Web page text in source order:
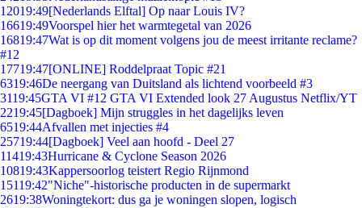
12019:49[Nederlands Elftal] Op naar Louis IV?
16619:49Voorspel hier het warmtegetal van 2026
16819:47Wat is op dit moment volgens jou de meest irritante reclame?
#12
17719:47[ONLINE] Roddelpraat Topic #21
6319:46De neergang van Duitsland als lichtend voorbeeld #3
3119:45GTA VI #12 GTA VI Extended look 27 Augustus Netflix/YT
2219:45[Dagboek] Mijn struggles in het dagelijks leven
6519:44Afvallen met injecties #4
25719:44[Dagboek] Veel aan hoofd - Deel 27
11419:43Hurricane & Cyclone Season 2026
10819:43Kappersoorlog teistert Regio Rijnmond
15119:42"Niche"-historische producten in de supermarkt
2619:38Woningtekort: dus ga je woningen slopen, logisch